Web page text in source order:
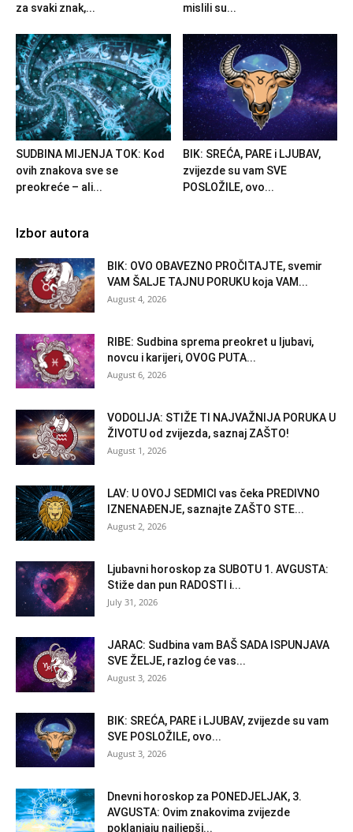
za svaki znak,...
mislili su...
SUDBINA MIJENJA TOK: Kod
ovih znakova sve se
preokreće – ali...
BIK: SREĆA, PARE i LJUBAV,
zvijezde su vam SVE
POSLOŽILE, ovo...
Izbor autora
BIK: OVO OBAVEZNO PROČITAJTE, svemir
VAM ŠALJE TAJNU PORUKU koja VAM...
August 4, 2026
RIBE: Sudbina sprema preokret u ljubavi,
novcu i karijeri, OVOG PUTA...
August 6, 2026
VODOLIJA: STIŽE TI NAJVAŽNIJA PORUKA U
ŽIVOTU od zvijezda, saznaj ZAŠTO!
August 1, 2026
LAV: U OVOJ SEDMICI vas čeka PREDIVNO
IZNENAĐENJE, saznajte ZAŠTO STE...
August 2, 2026
Ljubavni horoskop za SUBOTU 1. AVGUSTA:
Stiže dan pun RADOSTI i...
July 31, 2026
JARAC: Sudbina vam BAŠ SADA ISPUNJAVA
SVE ŽELJE, razlog će vas...
August 3, 2026
BIK: SREĆA, PARE i LJUBAV, zvijezde su vam
SVE POSLOŽILE, ovo...
August 3, 2026
Dnevni horoskop za PONEDJELJAK, 3.
AVGUSTA: Ovim znakovima zvijezde
poklanjaju najljepši...